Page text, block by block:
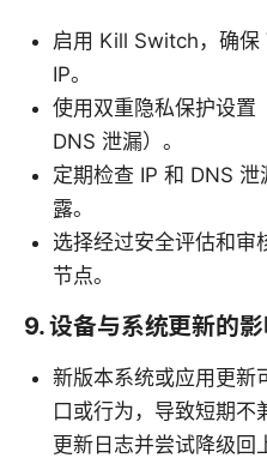
启用 Kill Switch，确保
IP。
使用双重隐私保护设置
DNS 泄漏）。
定期检查 IP 和 DNS
露。
选择经过安全评估和审
节点。
9. 设备与系统更新的
新版本系统或应用更新
口或行为，导致短期不
更新日志并尝试降级回